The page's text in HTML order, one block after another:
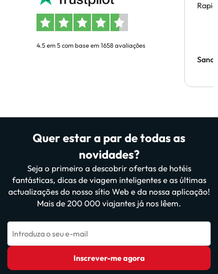
4.5 em 5 com base em 1658 avaliações
Quer estar a par de todas as
novidades?
Seja o primeiro a descobrir ofertas de hotéis
fantásticas, dicas de viagem inteligentes e as últimas
actualizações do nosso sítio Web e da nossa aplicação!
Mais de 200 000 viajantes já nos lêem.
Introduza o seu e-mail
Inscrever-me agora